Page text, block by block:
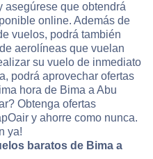
asegúrese que obtendrá
online. Además de
vuelos, podrá también
aerolíneas que vuelan
su vuelo de inmediato
podrá aprovechar ofertas
hora de Bima a Abu
Obtenga ofertas
y ahorre como nunca.
ya!
baratos de Bima a